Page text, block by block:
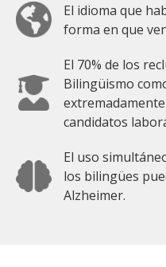
El idioma que
forma en que
El 70% de los
Bilingüismo
candidatos
El uso
los bilingües
Alzheimer.